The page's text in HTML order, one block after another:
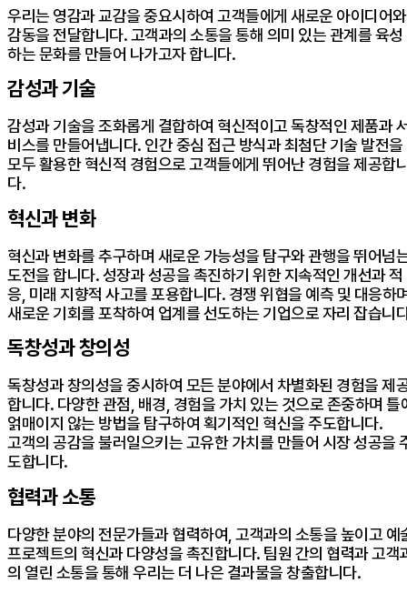
우리는 영감과 교감을 중요시하여 고객들에게 새로운 아이디어와
감동을 전달합니다. 고객과의 소통을 통해 의미 있는 관계를 육성
하는 문화를 만들어 나가고자 합니다.
감성과 기술
감성과 기술을 조화롭게 결합하여 혁신적이고 독창적인 제품과
비스를 만들어냅니다. 인간 중심 접근 방식과 최첨단 기술 발전을
모두 활용한 혁신적 경험으로 고객들에게 뛰어난 경험을 제공합
다.
혁신과 변화
혁신과 변화를 추구하며 새로운 가능성을 탐구와 관행을 뛰어넘
도전을 합니다. 성장과 성공을 촉진하기 위한 지속적인 개선과 적
응, 미래 지향적 사고를 포용합니다. 경쟁 위협을 예측 및 대응하
새로운 기회를 포착하여 업계를 선도하는 기업으로 자리 잡습니
독창성과 창의성
독창성과 창의성을 중시하여 모든 분야에서 차별화된 경험을 제
합니다. 다양한 관점, 배경, 경험을 가치 있는 것으로 존중하며 틀
얽매이지 않는 방법을 탐구하여 획기적인 혁신을 주도합니다.
고객의 공감을 불러일으키는 고유한 가치를 만들어 시장 성공을
도합니다.
협력과 소통
다양한 분야의 전문가들과 협력하여, 고객과의 소통을 높이고 예
프로젝트의 혁신과 다양성을 촉진합니다. 팀원 간의 협력과 고객
의 열린 소통을 통해 우리는 더 나은 결과물을 창출합니다.